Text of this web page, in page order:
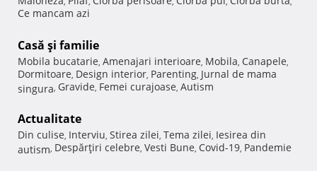
Ce mancam azi
Casă şi familie
Mobila bucatarie, Amenajari interioare, Mobila, Canapele,
Dormitoare, Design interior, Parenting, Jurnal de mama
singura, Gravide, Femei curajoase, Autism
Actualitate
Din culise, Interviu, Stirea zilei, Tema zilei, Iesirea din
autism, Despărţiri celebre, Vesti Bune, Covid-19, Pandemie